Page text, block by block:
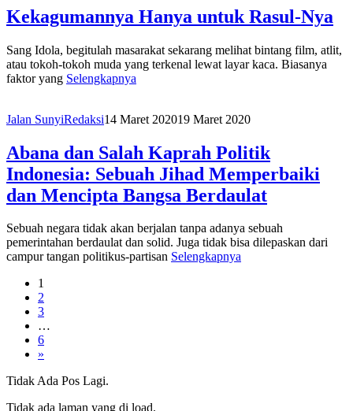
Kekagumannya Hanya untuk Rasul-Nya
Sang Idola, begitulah masarakat sekarang melihat bintang film, atlit,
atau tokoh-tokoh muda yang terkenal lewat layar kaca. Biasanya
faktor yang Selengkapnya
Jalan SunyiRedaksi14 Maret 202019 Maret 2020
Abana dan Salah Kaprah Politik
Indonesia: Sebuah Jihad Memperbaiki
dan Mencipta Bangsa Berdaulat
Sebuah negara tidak akan berjalan tanpa adanya sebuah
pemerintahan berdaulat dan solid. Juga tidak bisa dilepaskan dari
campur tangan politikus-partisan Selengkapnya
1
2
3
…
6
»
Tidak Ada Pos Lagi.
Tidak ada laman yang di load.